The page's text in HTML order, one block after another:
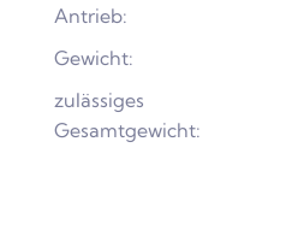
Antrieb:
Gewicht:
zulässiges
Gesamtgewicht: